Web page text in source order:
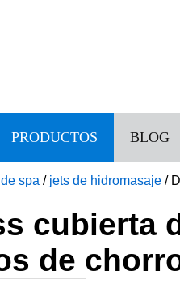
PRODUCTOS BLOG
spa / jets de hidromasaje /
cubierta
de